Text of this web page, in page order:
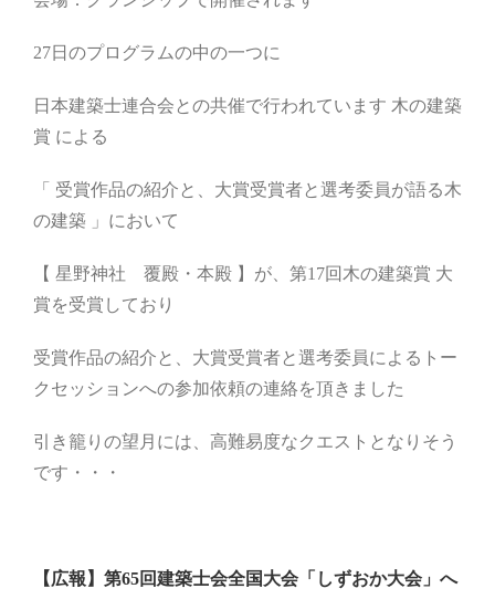
27日のプログラムの中の一つに
日本建築士連合会との共催で行われています 木の建築
賞 による
「 受賞作品の紹介と、大賞受賞者と選考委員が語る木
の建築 」において
【 星野神社 覆殿・本殿 】が、第17回木の建築賞 大
賞を受賞しており
受賞作品の紹介と、大賞受賞者と選考委員によるトー
クセッションへの参加依頼の連絡を頂きました
引き籠りの望月には、高難易度なクエストとなりそう
です・・・
【広報】第65回建築士会全国大会「しずおか大会」へ